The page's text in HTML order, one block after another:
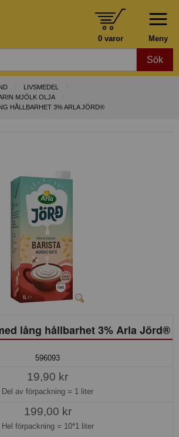
Meny
0 varor
Sök
LIVSMEDEL
MJÖLK OLJA
HÅLLBARHET 3% ARLA JÖRD®
lång hållbarhet 3% Arla Jörd®
596093
19,90 kr
Del av förpackning = 1 liter
199,00 kr
Hel förpackning = 10*1 liter